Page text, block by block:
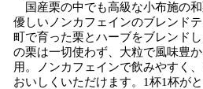
国産栗の中でも高級な小布施の
優しいノンカフェインのブレンド
町で育った栗とハーブをブレンド
の栗は一切使わず、大粒で風味豊
用。ノンカフェインで飲みやすく
おいしくいただけます。1杯1杯が